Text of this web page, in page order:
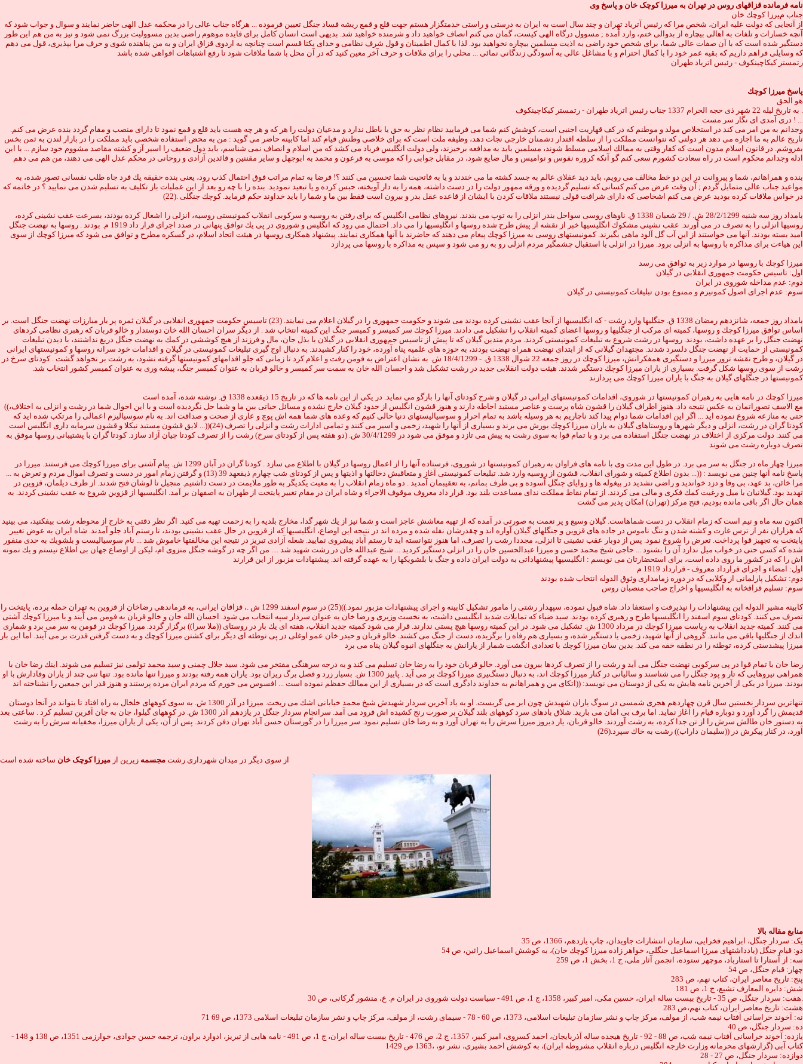
نامه فرمانده قزاقهاى روس در تهران به ميرزا كوچک خان و پاسخ وی
جناب ميرزا كوچك خان
از آنجايى كه دولت عليه ايران، شخص مرا كه رئيس آترياد تهران و چند سال است به ايران به درستى و راستى خدمتگزار هستم جهت قلع و قمع ريشه فساد جنگل تعيين فرموده ... هرگاه جناب عالى را در محكمه عدل الهى حاضر نمايند و سوال و جواب شود كه
آنچه خسارات و تلفات به اهالى بيچاره از بدوالى ختم، وارد آمده ; مسوول درگاه الهى كيست، گمان مى كنم انصاف خواهيد داد و شرمنده خواهيد شد. بديهى است انسان كامل براى فايده موهوم راضى بدين مسووليت بزرگ نمى شود و نيز به من هم اين طور
دستگير شده است كه با آن صفات عالى شما، براى شخص خود راضى به اذيت مسلمين بيچاره نخواهيد بود. لذا با كمال اطمينان و قول شرف نظامى و خداى يكتا قسم است چنانچه به اردوى قزاق ايران و به من پناهنده شوى و حرف مرا بپذيرى، قول مى دهم
كه وسايلى فراهم داريم كه بقيه عمر خود را با كمال احترام و با مشاغل عالى به آسودگى زندگانى نمائى ... محلى را براى ملاقات و حرف آخر معين كنيد كه در آن محل با شما ملاقات شود تا رفع اشتباهات افواهى شده باشد
رتمستر كيكاچينكوف - رئيس اترياد طهران
پاسخ ميرزا كوچك
هو الحق
به تاريخ ليله 22 شهر ذى حجه الحرام 1337 جناب رئيس اترياد طهران - رتمستر كيكاچينكوف .
درى آمدى اى نگار سر مست ! ...
وجدانم به من امر مى كند در استخلاص مولد و موطنم كه در كف قهاريت اجنبى است، كوشش كنم شما مى فرماييد نظام نظر به حق يا باطل ندارد و مدعيان دولت را هر كه و هر چه هست بايد قلع و قمع نمود تا داراى منصب و مقام گردد بنده عرض مى كنم.
تاريخ عالم به ما اجازه مى دهد هر دولتى كه نتوانست مملكت را از سلطه اقتدار دشمنان خارجى نجات دهد، وظيفه ملت است كه براى خلاصى وطنش قيام كند اما كابينه حاضر مى گويد : من به محض استفاده شخصى بايد مملكت را در بازار لندن به ثمن بخس
بفروشم. در قانون اسلام مدون است كه كفار وقتى به ممالك اسلامى مسلط شوند، مسلمين بايد به مدافعه برخيزند، ولى دولت انگليس فرياد مى كشد كه من اسلام و انصاف نمى شناسم، بايد دول ضعيف را اسير آز و كشته مقاصد مشووم خود سازم ... با اين
ادله وجدانم محكوم است در راه سعادت كشورم سعى كنم گو آنكه كروره نفوس و نواميس و مال ضايع شود، در مقابل جوابى را كه موسى به فرعون و محمد به ابوجهل و ساير مقننين و قائدين آزادى و روحانى در محكم عدل الهى مى دهند، من هم مى دهم
بنده و همراهانم، شما و پيروانت در اين دو خط مخالف مى رويم، بايد ديد عقلاى عالم به جسد كشته ما مى خندند و يا به فاتحيت شما تحسين مى كنند ؟! فرضا به تمام مراتب فوق احتمال كذب رود، يعنى بنده حقيقه يك فرد جاه طلب نفسانى تصور شده، به
مواعيد جناب عالى متمايل گردم ; آن وقت عرض مى كنم كسانى كه تسليم گرديده و ورقه ممهور دولت را در دست داشته، همه را به دار آويخته، حبس كرده و يا تبعيد نموديد. بنده را با چه رو بعد از اين عمليات باز تكليف به تسليم شدن مى نماييد ؟ در خاتمه كه
در خواس ملاقات كرده بوديد عرض مى كنم اشخاصى كه داراى شرافت قولى نيستند ملاقات كردن با ايشان از قاعده عقل بدر و بيرون است فقط بين ما و شما را بايد خداوند حكم فرمايد. كوچك جنگلى .(22)
بامداد روز سه شنبه 28/2/1299 ش. / 29 شعبان 1338 ق. ناوهاى روسى سواحل بندر انزلى را به توپ مى بندند. نيروهاى نظامى انگليس كه براى رفتن به روسيه و سركوبى انقلاب كمونيستى روسيه، انزلى را اشغال كرده بودند، بسرعت عقب نشينى كرده،
روسيها انزلى را به تصرف در مى آورند. عقب نشينى مشكوك انگليسيها خبر از نقشه از پيش طرح شده روسها و انگليسيها را مى داد. احتمال مى رود كه انگليس و شوروى در پى يك توافق پنهانى در صدد اجراى قرار داد 1919 م. بودند . روسها به نهضت جنگل
اميد بسته بودند. آنها مى خواستند از اين آب گل آلود ماهى بگيرند. كمونيستهاى روسى به ميرزا كوچك پيغام مى دهند كه حاضرند با آنها همكارى نمايند. پيشنهاد همكارى روسها در هيئت اتحاد اسلام، در گسكره مطرح و توافق مى شود كه ميرزا كوچك از سوى
اين هياءت براى مذاكره با روسها به انزلى برود. ميرزا در انزلى با استقبال چشمگير مردم انزلى رو به رو مى شود و سپس به مذاكره با روسها مى پردازد
ميرزا كوچك با روسها در موارد زير به توافق مى رسد
اول: تاسيس حكومت جمهورى انقلابى در گيلان
دوم: عدم مداخله شوروى در ايران
سوم: عدم اجراى اصول كمونيزم و ممنوع بودن تبليغات كمونيستى در گيلان
بامداد روز جمعه، شانزدهم رمضان 1338 ق. جنگليها وارد رشت - كه انگليسيها از آنجا عقب نشينى كرده بودند مى شوند و حكومت جمهورى را در گيلان اعلام مى نمايند. (23) تاسيس حكومت جمهورى انقلابى در گيلان ثمره پر بار مبارزات نهضت جنگل است. بر
اساس توافق ميرزا كوچك و روسها، كميته اى مركب از جنگليها و روسها اعضاى كميته انقلاب را تشكيل مى دادند. ميرزا كوچك سر كميسر و كميسر جنگ اين كميته انتخاب شد . از دیگر سران احسان الله خان دوستدار و خالو قربان كه رهبرى نظامى كردهاى
نهضت جنگل را بر عهده داشت، بودند. روسها در رشت شروع به تبليغات كمونيستى کردند. مردم متدين گيلان كه تا پيش از تاسيس جمهورى انقلابى در گيلان با بذل جان، مال و فرزند از هيچ كوششى در كمك به نهضت جنگل دريغ نداشتند، با ديدن تبليغات
كمونيستى از حمايت از نهضت جنگل دلسرد شدند. مجتهدان گيلانى كه از ابتداى نهضت همراه نهضت بودند، به حوزه هاى علميه پناه آورده، خود را كنار كشيدند. به دنبال اوج گيرى تبليغات كمونيستى در گيلان و اقدامات خود سرانه روسها و كمونيستهاى ايرانى
در گيلان، و طرح نقشه ترور ميرزا و دستگيرى همفكرانش، ميرزا كوچك در روز جمعه 22 شوال 1338 ق. - 18/4/1299 ش. به نشان اعتراض به فومن رفت و اعلام كرد تا زمانى كه جلو اقدامهاى كمونيستها گرفته نشود، به رشت بر نخواهد گشت . كودتاى سرخ در
رشت از سوى روسها شكل گرفت. بسيارى از ياران ميرزا كوچك دستگير شدند. هيئت دولت انقلابى جديد در رشت تشكيل شد و احسان الله خان به سمت سر كميسر و خالو قربان به عنوان كميسر جنگ، پيشه ورى به عنوان كميسر كشور انتخاب شد.
كمونيستها در جنگلهاى گيلان به جنگ با ياران ميرزا كوچك مى پردازند
ميرزا كوچك در نامه هايى به رهبران كمونيستها در شوروى، اقدامات كمونيستهاى ايرانى در گيلان و شرح كودتاى آنها را بازگو مى نمايد. در يكى از اين نامه ها كه در تاريخ 15 ذيقعده 1338 ق. نوشته شده، آمده است
((مع الاسف تصوراتمان به عكس نتيجه داد. هنوز اطراف گيلان را قشون شاه پرست و عناصر مستبد احاطه دارند و هنوز قشون انگليس از حدود گيلان خارج نشده و مسائل حياتى بين ما و شما حل نگرديده است و با اين احوال شما در رشت و انزلى به اختلاف،
حتى به منازعه شروع نموده ايد ... اگر اين اقدامات شما دوام پيدا كند ناچاريم به هر وسيله باشد به تمام احرار و سوسياليستهاى دنيا حالى كنيم كه وعده هاى شما همه اش پوچ و عارى از صحت و صداقت اند. به نام سوسياليزم اعمالى را مرتكب شده ايد كه
لايق قشون مستبد نيكلا و قشون سرمايه دارى انگليس است ...))(24) كودتا گران در رشت، انزلى و ديگر شهرها و روستاهاى گيلان به ياران ميرزا كوچك يورش مى برند و بسيارى از آنها را شهيد، زخمى و اسير مى كنند و تمامى ادارات رشت و انزلى را تصرف
مى كنند. دولت مركزى از اختلاف در نهضت جنگل استفاده مى برد و با تمام قوا به سوى رشت به پيش مى تازد و موفق مى شود در 30/4/1299 ش. (دو هفته پس از كودتاى سرخ) رشت را از تصرف كودتا چيان آزاد سازد. كودتا گران با پشتيبانى روسها موفق به
تصرف دوباره رشت مى شوند
ميرزا چهار ماه در جنگل به سر مى برد. در طول اين مدت وى با نامه هاى فراوان به رهبران كمونيستها در شوروى، فرستاده آنها را از اعمال روسها در گيلان با اطلاع مى سازد . كودتا گران در آبان 1299 ش. پيام آشتى براى ميرزا كوچك مى فرستند. ميرزا در
پاسخ نامه آنها چنين مى نويسد : ((... بدون اطلاع كميته و شوراى انقلاب، قشون از روسيه وارد شد. تبليغات كمونيستى آغاز و متعاقبش دخالتها و اذيتها و پس از كودتاى شب چهارم ذيقعهد 39 (13) و گرفتن زمام امور در دست و تصرف اموال مردم و تعرض به ...
مرا خائن، بد عهد، بى وفا و دزد خوانديد و راضى نشديد در بيغوله ها و زواياى جنگل آسوده و بى طرف بمانم، به تعقيبمان آمديد . دو ماه زمام انقلاب را به معيت يكديگر به طور ملايمت در دست داشتيم. منجيل تا لوشان فتح شدند. از طرف ديلمان، قزوين در
تهديد بود. گيلانيان با ميل و رغبت كمك فكرى و مالى مى كردند. از تمام نقاط مملكت نداى مساعدت بلند بود. قرار داد معروف موقوف الاجراء و شاه ايران در مقام تغيير پايتخت از طهران به اصفهان بر آمد. انگليسيها از قزوين شروع به عقب نشينى كردند. به
همان حال اگر باقى مانده بوديم، فتح مركز (تهران) امكان پذير مى گشت
اكنون سه ماه و نيم است كه زمام انقلاب در دست شماهاست. گيلان وسيع و پر نعمت به صورتى در آمده كه از تهيه معاشش عاجز است و شما نيز از يك شهر گدا، مخارج بلديه را به زحمت تهيه مى كنيد. اگر نظر دقتى به خارج از محوطه رشت بيفكنيد، مى بينيد
كه هزاران نفر از ترس غارت و كشته شدن و ننگ ناموس در جاده هاى قزوين و جنگلهاى گيلان آواره اند و چقدرشان نفله شده و مرده اند در نتيجه اين اوضاع، انگليسيها كه از قزوين در حال عقب نشينى بودند، تا رستم آباد جلو آمدند. شاه ايران به عوض تغيير
پايتخت به تجهيز قوا پرداخت. تعرض را شروع نمود. پس از دوبار عقب نشينى تا انزلى، مجددا رشت را تصرف، اما هنوز نتوانسته ايد تا رستم آباد پيشروى نماييد. شعله آزادى تبريز در نتيجه اين مخالفتها خاموش شد ... نام سوسياليست و بلشويك به حدى منفور
شده كه كسى حتى در خواب ميل ندارد آن را بشنود ... حاجى شيخ محمد حسن و ميرزا عبدالحسين خان را در انزلى دستگير كرديد ... شيخ عبدالله خان در رشت شهيد شد .... من اگر چه در گوشه جنگل منزوى ام، ليكن از اوضاع جهان بى اطلاع نيستم و يك نمونه
اش را كه در كشور ما روى داده است، براى استحضارتان مى نويسم : انگليسيها پيشنهاداتى به دولت ايران داده و جنگ با بلشويكها را به عهده گرفته اند. پيشنهادات مزبور از اين قرارند
اول: امضاء و اجراى قرارداد معروف - قرارداد 1919 م
دوم: تشكيل پارلمانى از وكلايى كه در دوره زمامدارى وثوق الدوله انتخاب شده بودند
سوم: تسليم قزاقخانه به انگليسيها و اخراج صاحب منصبان روس
كابينه مشير الدوله اين پيشنهادات را نپذيرفت و استعفا داد. شاه قبول نموده، سپهدار رشتى را مامور تشكيل كابينه و اجراى پيشنهادات مزبور نمود.))(25) در سوم اسفند 1299 ش .، قزاقان ايرانى، به فرماندهى رضاخان از قزوين به تهران حمله برده، پايتخت را
تصرف مى كنند. كودتاى سوم اسفند را انگليسيها طرح و رهبرى كرده بودند. سيد ضياء كه تمايلات شديد انگليسى داشت، به نخست وزيرى و رضا خان به عنوان سردار سپه انتخاب مى شود. احسان الله خان و خالو قربان به فومن مى آيند و با ميرزا كوچك آشتى
مى كنند. كميته جديد انقلاب به رياست ميرزا كوچك در مرداد 1300 ش. تشكيل مى شود. در اين كميته روسها هيچ پستى ندارند. قرار مى شود كميته جديد انقلاب، هفته اى يك بار در روستاى ((ملا سرا)) برگزار گردد. ميرزا كوچك در فومن به سر مى برد و شمارى
اندك از جنگليها باقى مى مانند. گروهى از آنها شهيد، زخمى يا دستگير شده، و بسيارى هم رفاه را برگزيده، دست از جنگ مى كشند. خالو قربان و حيدر خان عمو اوغلى در پى توطئه اى ديگر براى كشتن ميرزا كوچك و به دست گرفتن قدرت بر مى آيند. اما اين بار
ميرزا پيشدستى كرده، توطئه را در نطفه خفه مى كند. بدين سان ميرزا كوچك با تعدادى انگشت شمار از يارانش به جنگلهاى انبوه گيلان پناه مى برد
رضا خان با تمام قوا در پى سركوبى نهضت جنگل مى آيد و رشت را از تصرف كردها بيرون مى آورد. خالو قربان خود را به رضا خان تسليم مى كند و به درجه سرهنگى مفتخر مى شود. سيد جلال چمنى و سيد محمد تولمى نيز تسليم مى شوند. اينك رضا خان با
همراهى نيروهايى كه تار و پود جنگل را مى شناسند و ساليانى در كنار ميرزا كوچك اند، به دنبال دستگيرى ميرزا كوچك بر مى آيد . پاييز 1300 ش. بسيار زرد و فصل برگ ريزان بود. ياران همه رفته بودند و ميرزا تنها مانده بود. تنها تنى چند از ياران وفادارش با او
بودند. ميرزا در يكى از آخرين نامه هايش به يكى از دوستان مى نويسد: ((اتكاى من و همراهانم به خداوند دادگرى است كه در بسيارى از اين ممالك حفظم نموده است ... افسوس مى خورم كه مردم ايران مرده پرستند و هنوز قدر اين جمعين را نشناخته اند
تنهاترين سردار نخستين سال قرن چهاردهم هجرى شمسى در سوگ ياران شهيدش چون ابر مى گريست. او به ياد آخرين سردار شهيدش شيخ محمد خيابانى اشك مى ريخت. ميرزا در آذر 1300 ش. به سوى كوههاى خلخال به راه افتاد تا بتواند در آنجا دوستان
قديمش را گرد آورد و دوباره قيام را آغاز نمايد. اما برف بى امان مى باريد. شلاق بادهاى سرد كوههاى بلند گيلان بر صورت رنج كشيده اش فرود مى آمد. سرانجام سردار جنگل در يازدهم آذر 1300 ش. در كوههاى گيلوا، جان به جان آفرين تسليم كرد . ساعتى بعد
به دستور خان طالش سرش را از تن جدا كرده، به رشت آوردند. خالو قربان، يار ديروز ميرزا سرش را به تهران آورد و به رضا خان تسليم نمود. سر ميرزا را در گورستان حسن آباد تهران دفن كردند. پس از آن، يكى از ياران ميرزا، مخفيانه سرش را به رشت
آورد، در كنار پيكرش در ((سليمان داراب)) رشت به خاك سپرد.(26)
از سوی دیگر در میدان شهرداری رشت مجسمه زیرین از میرزا کوچک خان ساخته شده است
منابع مقاله بالا
یک: سردار جنگل، ابراهيم فخرايى، سازمان انتشارات جاويدان، چاپ يازدهم، 1366، ص 35
دو: قيام جنگل (يادداشتهاى ميرزا اسماعيل جنگلى، خواهر زاده ميرزا كوچك خان)، به كوشش اسماعيل رائين، ص 54
سه: از آستارا تا استارباد، موچهر ستوده، انجمن آثار ملى، ج 1، بخش 1، ص 259
چهار: قيام جنگل، ص 54
پنج: تاريخ معاصر ايران، كتاب نهم، ص 283
شش: دايره المعارف تشيع، ج 1، ص 181
هفت: سردار جنگل، ص 35 - تاريخ بيست ساله ايران، حسين مكى، امير كبير، 1358، ج 1، ص 491 - سياست دولت شوروى در ايران م. ع، منشور گركانى، ص 30.
هشت: تاريخ معاصر ايران، كتاب نهم،ص 283
نه: آخوند خراسانى آفتاب نيمه شب، از مولف، مركز چاپ و نشر سازمان تبليغات اسلامى، 1373، ص 60 - 78 - سيماى رشت، از مولف، مركز چاپ و نشر سازمان تبليغات اسلامى 1373، ص 69 71
ده: سردار جنگل، ص 40
یازده: آخوند خراسانى آفتاب نيمه شب، ص 88 - 92 - تاريخ هيجده ساله آذربايجان، احمد كسروى، امير كبير، 1357، ج 2، ص 476 - تاريخ بيست ساله ايران، ج 1، ص 491 - نامه هايى از تبريز، ادوارد براون، ترجمه حسن جوادى، خوارزمى 1351، ص 138 و 148 -
كتاب آبى (گزارشهاى محرمانه وزارت خارجه انگليس درباره انقلاب مشروطه ايران)، به كوشش احمد بشيرى، نشر نو، ،1363 ص 1429
دوازده: سردار جنگل، ص 27 - 28